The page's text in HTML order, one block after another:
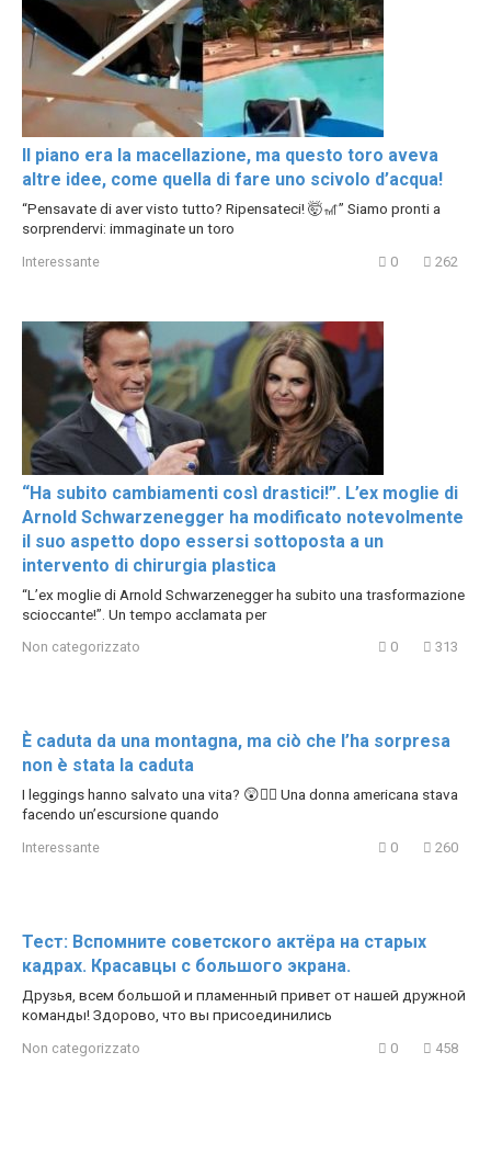
Il piano era la macellazione, ma questo toro aveva
altre idee, come quella di fare uno scivolo d’acqua!
“Pensavate di aver visto tutto? Ripensateci! 🤯🎢” Siamo pronti a
sorprendervi: immaginate un toro
Interessante 0 262
“Ha subito cambiamenti così drastici!”. L’ex moglie di
Arnold Schwarzenegger ha modificato notevolmente
il suo aspetto dopo essersi sottoposta a un
intervento di chirurgia plastica
“L’ex moglie di Arnold Schwarzenegger ha subito una trasformazione
scioccante!”. Un tempo acclamata per
Non categorizzato 0 313
È caduta da una montagna, ma ciò che l’ha sorpresa
non è stata la caduta
I leggings hanno salvato una vita? 😲🧗‍♀️ Una donna americana stava
facendo un’escursione quando
Interessante 0 260
Тест: Вспомните советского актёра на старых
кадрах. Красавцы с большого экрана.
Друзья, всем большой и пламенный привет от нашей дружной
команды! Здорово, что вы присоединились
Non categorizzato 0 458